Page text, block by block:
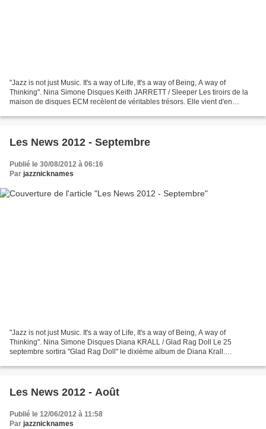
"Jazz is not just Music. It's a way of Life, It's a way of Being, A way of
Thinking". Nina Simone Disques Keith JARRETT / Sleeper Les tiroirs de la
maison de disques ECM recèlent de véritables trésors. Elle vient d'en
Les News 2012 - Septembre
Publié le 30/08/2012 à 06:16
Par jazznicknames
"Jazz is not just Music. It's a way of Life, It's a way of Being, A way of
Thinking". Nina Simone Disques Diana KRALL / Glad Rag Doll Le 25
septembre sortira "Glad Rag Doll" le dixième album de Diana Krall.
Les News 2012 - Août
Publié le 12/06/2012 à 11:58
Par jazznicknames